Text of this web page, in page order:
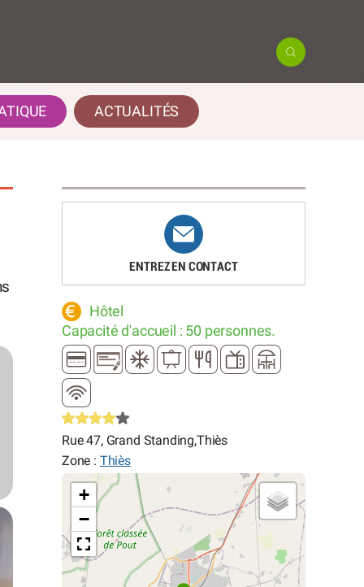
ACTUALITÉS
ENTREZ EN CONTACT
Hôtel
Capacité d'accueil : 50 personnes.
Rue 47, Grand Standing,Thiès
Zone : Thiès
+
−